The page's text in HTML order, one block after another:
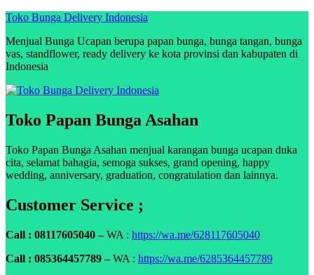
Skip
content
Toko Bunga Delivery Indonesia
Menjual Bunga Ucapan berupa papan bunga, bunga tangan, bunga
vas, standflower, ready delivery ke kota provinsi dan kabupaten di
Indonesia
Toko Papan Bunga Asahan
Toko Papan Bunga Asahan menjual karangan bunga ucapan duka
cita, selamat bahagia, semoga sukses, grand opening, happy
wedding, anniversary, graduation, congratulation dan lainnya.
Customer Service ;
Call : 08117605040 –WA : https://wa.me/628117605040
Call : 085364457789 –WA : https://wa.me/6285364457789